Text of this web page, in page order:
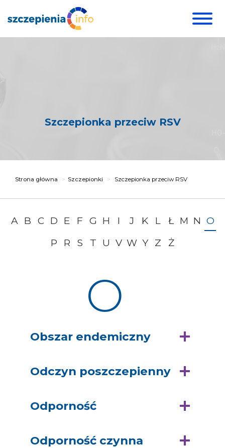
Szczepionka przeciw RSV
Strona główna Szczepionki Szczepionka przeciw RSV
A B C D E F G H I J K L Ł M N O
P
R S T U V W Y Z Ż
O
Obszar endemiczny
Odczyn poszczepienny
Odporność
Odporność czynna